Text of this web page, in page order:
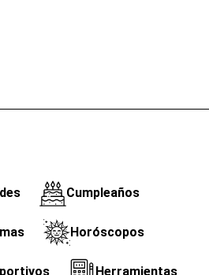
Cumpleaños
Horóscopos
Herramientas